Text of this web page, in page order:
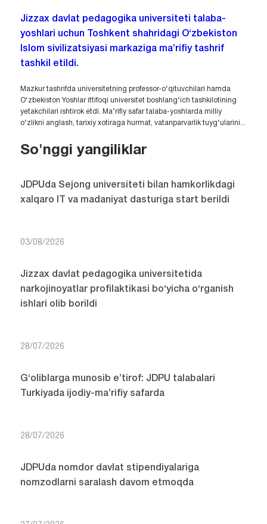
Jizzax davlat pedagogika universiteti talaba-
yoshlari uchun Toshkent shahridagi O‘zbekiston
Islom sivilizatsiyasi markaziga ma’rifiy tashrif
tashkil etildi.
Mazkur tashrifda universitetning professor-o‘qituvchilari hamda
O‘zbekiston Yoshlar ittifoqi universitet boshlang‘ich tashkilotining
yetakchilari ishtirok etdi. Ma’rifiy safar talaba-yoshlarda milliy
o‘zlikni anglash, tarixiy xotiraga hurmat, vatanparvarlik tuyg‘ularini...
So'nggi yangiliklar
JDPUda Sejong universiteti bilan hamkorlikdagi
xalqaro IT va madaniyat dasturiga start berildi
03/08/2026
Jizzax davlat pedagogika universitetida
narkojinoyatlar profilaktikasi bo‘yicha o‘rganish
ishlari olib borildi
28/07/2026
G‘oliblarga munosib e’tirof: JDPU talabalari
Turkiyada ijodiy-ma’rifiy safarda
28/07/2026
JDPUda nomdor davlat stipendiyalariga
nomzodlarni saralash davom etmoqda